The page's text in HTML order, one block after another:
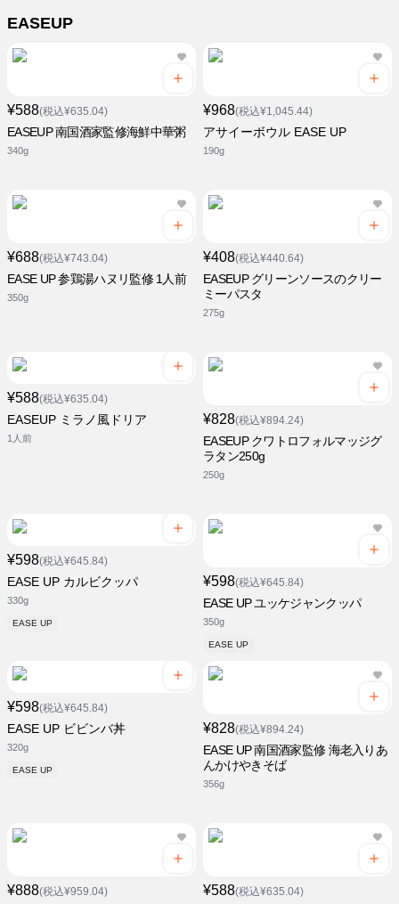
EASEUP
¥588(税込¥635.04)
EASEUP 南国酒家監修海鮮中華粥
340g
¥968(税込¥1,045.44)
アサイーボウル EASE UP
190g
¥688(税込¥743.04)
EASE UP 参鶏湯ハヌリ監修 1人前
350g
¥408(税込¥440.64)
EASEUP グリーンソースのクリー
ミーパスタ
275g
¥588(税込¥635.04)
EASEUP ミラノ風ドリア
1人前
¥828(税込¥894.24)
EASEUP クワトロフォルマッジグ
ラタン250g
250g
¥598(税込¥645.84)
EASE UP カルビクッパ
330g
EASE UP
¥598(税込¥645.84)
EASE UP ユッケジャンクッパ
350g
EASE UP
¥598(税込¥645.84)
EASE UP ビビンバ丼
320g
EASE UP
¥828(税込¥894.24)
EASE UP 南国酒家監修 海老入りあ
んかけやきそば
356g
¥888(税込¥959.04) ¥588(税込¥635.04)